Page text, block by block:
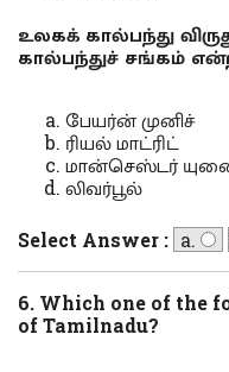
உலகக் கால்பந்து
கால்பந்துச் சங்கம்
பேயர்ன் முனிச்
ரியல் மாட்ரிட்
மான்செஸ்டர்
லிவர்பூல்
Select Answer : a.
6. Which one of the
of Tamilnadu?